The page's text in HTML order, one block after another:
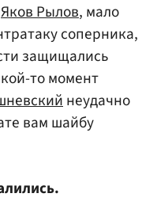
Яков Рылов, мало
соперника,
защищались
то момент
неудачно
вам шайбу